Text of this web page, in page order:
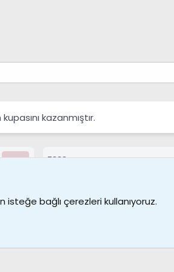
kazanmıştır.
7388
Bize ulaşın
bağlı çerezleri kullanıyoruz.